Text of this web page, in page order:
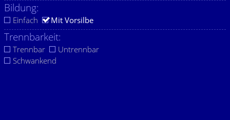
Bildung:
Einfach Mit Vorsilbe
Trennbarkeit:
Trennbar
Untrennbar
Schwankend